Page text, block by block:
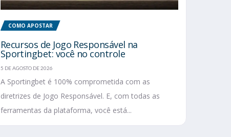
COMO APOSTAR
Recursos de Jogo Responsável na
Sportingbet: você no controle
5 DE AGOSTO DE 2026
A Sportingbet é 100% comprometida com as
diretrizes de Jogo Responsável. E, com todas as
ferramentas da plataforma, você está...